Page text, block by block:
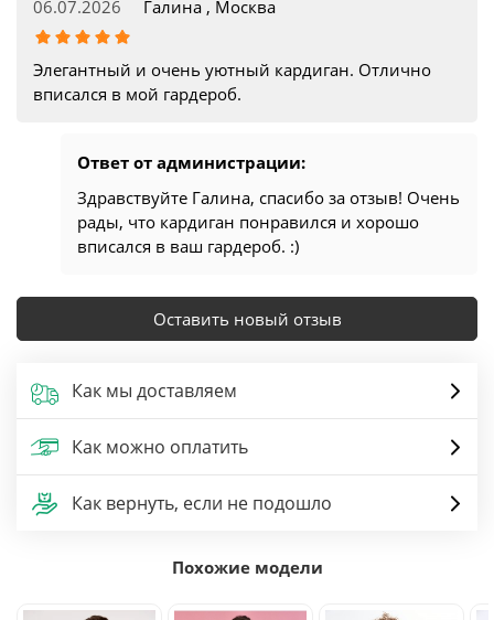
06.07.2026 Галина , Москва
Элегантный и очень уютный кардиган. Отлично
вписался в мой гардероб.
Ответ от администрации:
Здравствуйте Галина, спасибо за отзыв! Очень
рады, что кардиган понравился и хорошо
вписался в ваш гардероб. :)
Оставить новый отзыв
Как мы доставляем
Как можно оплатить
Как вернуть, если не подошло
Похожие модели